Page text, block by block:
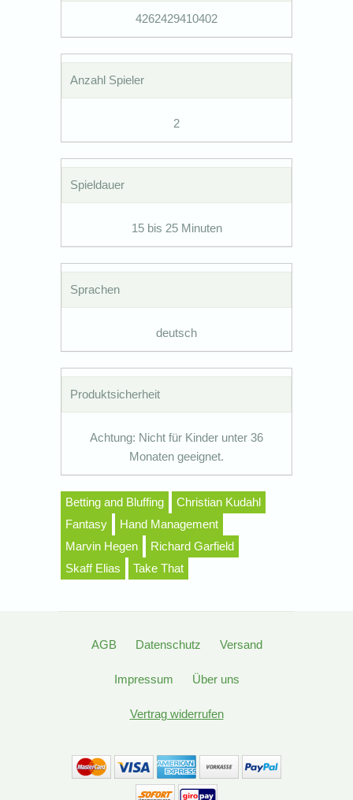
4262429410402
Anzahl Spieler
2
Spieldauer
15 bis 25 Minuten
Sprachen
deutsch
Produktsicherheit
Achtung: Nicht für Kinder unter 36
Monaten geeignet.
Betting and Bluffing
Christian Kudahl
Fantasy
Hand Management
Marvin Hegen
Richard Garfield
Skaff Elias
Take That
AGB Datenschutz Versand
Impressum Über uns
Vertrag widerrufen